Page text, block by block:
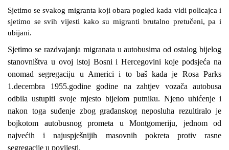
Sjetimo se svakog migranta koji obara pogled kada vidi policajca i
sjetimo se svih vijesti kako su migranti brutalno pretučeni, pa i
ubijani.
Sjetimo se razdvajanja migranata u autobusima od ostalog bijelog
stanovništva u ovoj istoj Bosni i Hercegovini koje podsjeća na
onomad segregaciju u Americi i to baš kada je Rosa Parks
1.decembra 1955.godine godine na zahtjev vozača autobusa
odbila ustupiti svoje mjesto bijelom putniku. Njeno uhićenje i
nakon toga suđenje zbog građanskog neposluha rezultiralo je
bojkotom autobusnog prometa u Montgomeriju, jednom od
najvećih i najuspješnijih masovnih pokreta protiv rasne
segregacije u povijesti.